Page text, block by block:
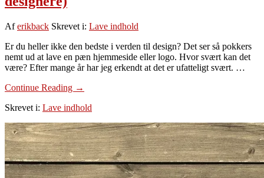
Aferikback Skrevet i: Lave indhold
Er du heller ikke den bedste i verden til design? Det ser så pokkers
nemt ud at lave en pæn hjemmeside eller logo. Hvor svært kan det
være? Efter mange år har jeg erkendt at det er ufatteligt svært. …
Continue Reading om
hurtige
til
design
(for
ikke-
designere)
→
Skrevet i: Lave indhold